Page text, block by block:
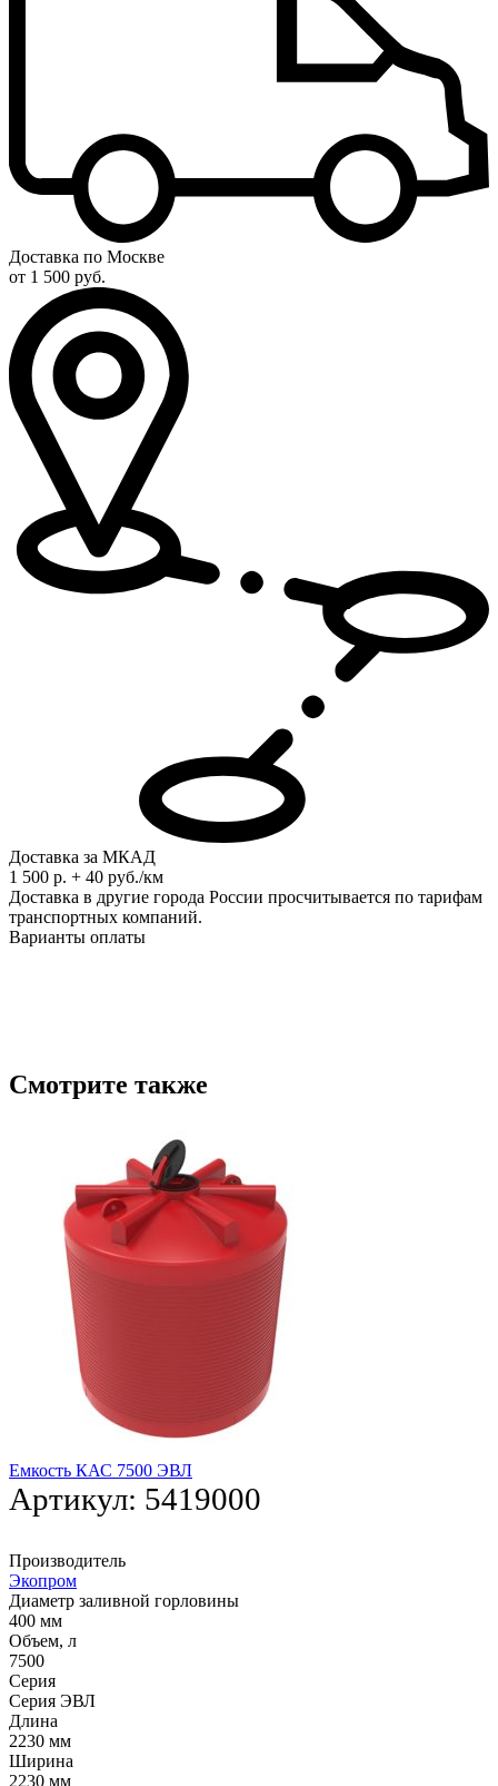
Доставка по Москве
от 1 500 руб.
Доставка за МКАД
1 500 р. + 40 руб./км
Доставка в другие города России просчитывается по тарифам
транспортных компаний.
Варианты оплаты
Смотрите также
Емкость КАС 7500 ЭВЛ
Артикул: 5419000
Производитель
Экопром
Диаметр заливной горловины
400 мм
Объем, л
7500
Серия
Серия ЭВЛ
Длина
2230 мм
Ширина
2230 мм